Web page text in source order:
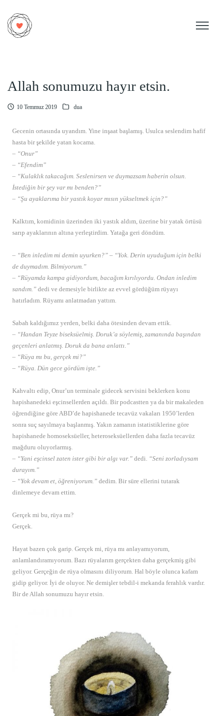
Allah sonumuzu hayır etsin.
10 Temmuz 2019 dua
Gecenin ortasında uyandım. Yine inşaat başlamış. Usulca seslendim hafif
hasta bir şekilde yatan kocama.
– “Onur”
– “Efendim”
– “Kulaklık takacağım. Seslenirsen ve duymazsam haberin olsun.
İstediğin bir şey var mı benden?”
– “Şu ayaklarıma bir yastık koyar mısın yükseltmek için?”
Kalktım, komidinin üzerinden iki yastık aldım, üzerine bir yatak örtüsü
sarıp ayaklarının altına yerleştirdim. Yatağa geri döndüm.
– “Ben inledim mi demin uyurken?” – “Yok. Derin uyuduğum için belki
de duymadım. Bilmiyorum.”
– “Rüyamda kampa gidiyordum, bacağım kırılıyordu. Ondan inledim
sandım.” dedi ve demesiyle birlikte az evvel gördüğüm rüyayı
hatırladım. Rüyamı anlatmadan yattım.
Sabah kaldığımız yerden, belki daha ötesinden devam ettik.
– “Handan Teyze biseksüelmiş. Doruk’a söylemiş, zamanında başından
geçenleri anlatmış. Doruk da bana anlattı.”
– “Rüya mı bu, gerçek mi?”
– “Rüya. Dün gece gördüm işte.”
Kahvaltı edip, Onur’un terminale gidecek servisini beklerken konu
hapishanedeki eşcinsellerden açıldı. Bir podcastten ya da bir makaleden
öğrendiğine göre ABD’de hapishanede tecavüz vakaları 1950’lerden
sonra suç sayılmaya başlanmış. Yakın zamanın istatistiklerine göre
hapishanede homoseksüeller, heteroseksüellerden daha fazla tecavüz
mağduru oluyorlarmış.
– “Yani eşcinsel zaten ister gibi bir algı var.” dedi. “Seni zorladıysam
durayım.”
– “Yok devam et, öğreniyorum.” dedim. Bir süre ellerini tutarak
dinlemeye devam ettim.
Gerçek mi bu, rüya mı?
Gerçek.
Hayat bazen çok garip. Gerçek mi, rüya mı anlayamıyorum,
anlamlandıramıyorum. Bazı rüyalarım gerçekten daha gerçekmiş gibi
geliyor. Gerçeğin de rüya olmasını diliyorum. Hal böyle olunca kafam
gidip geliyor. İyi de oluyor. Ne demişler tebdil-i mekanda ferahlık vardır.
Bir de Allah sonumuzu hayır etsin.